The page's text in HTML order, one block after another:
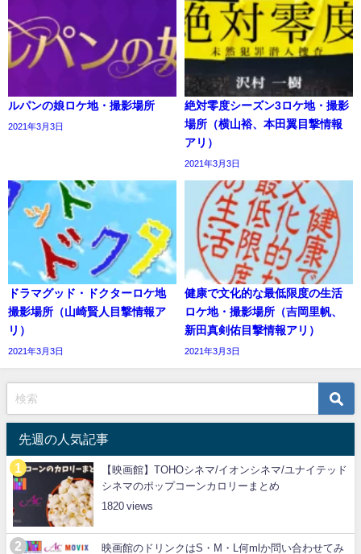
ルパンの娘ロケ地・撮影場所
2021年3月3日
絶対零度シーズン3ロケ地・撮影
場所（横山裕、本田翼目撃情報
アリ）
2021年3月3日
ドラマグッド・ドクターロケ地
撮影場所（山崎賢人目撃情報ア
リ）
2021年3月3日
健康で文化的な最低限度の生活
ロケ地・撮影場所（吉岡里帆、
新田真剣佑目撃情報アリ）
2021年3月3日
先週の人気記事
【映画館】TOHOシネマ/イオンシネマ/ユナイテッド
シネマのポップコーンカロリーまとめ
1820
映画館のドリンクはS・M・L何mlか問い合わせてみ